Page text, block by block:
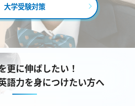
大学受験対策
更に伸ばしたい！
語力を身につけたい方へ